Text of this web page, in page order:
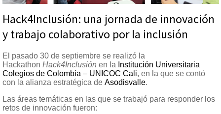
Hack4Inclusión: una jornada de innovación
y trabajo colaborativo por la inclusión
El pasado 30 de septiembre se realizó la
Hackathon Hack4Inclusión en la Institución Universitaria
Colegios de Colombia – UNICOC Cali, en la que se contó
con la alianza estratégica de Asodisvalle.
Las áreas temáticas en las que se trabajó para responder los
retos de innovación fueron: